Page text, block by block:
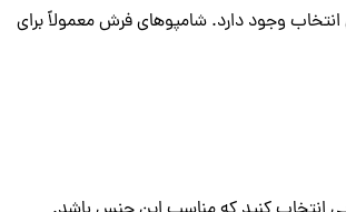
وجود دارد. شامپوهای فرش معمولاً برای